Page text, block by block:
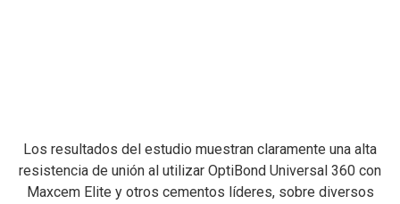
Los resultados del estudio muestran claramente una alta
resistencia de unión al utilizar OptiBond Universal 360 con
Maxcem Elite y otros cementos líderes, sobre diversos